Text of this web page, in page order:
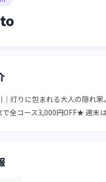
｜灯りに包まれる大人の隠れ
で全コース3,000円OFF★ 週末